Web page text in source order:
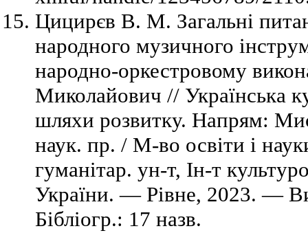
Цицирєв В. М. Загальні
народного музичного
народно-оркестровому
Миколайович // Українська
шляхи розвитку. Напрям:
наук. пр. / М-во освіти і
гуманітар. ун-т, Ін-т
України. — Рівне, 2023. —
Бібліогр.: 17 назв.